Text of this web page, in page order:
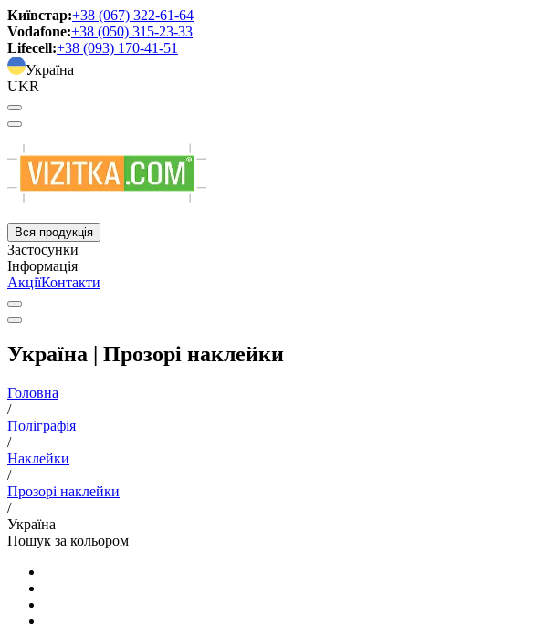
Київстар:+38 (067) 322-61-64
Vodafone:+38 (050) 315-23-33
Lifecell:+38 (093) 170-41-51
Україна
UKR
Вся продукція
Застосунки
Інформація
АкціїКонтакти
Україна | Прозорі наклейки
Головна
/
Поліграфія
/
Наклейки
/
Прозорі наклейки
/
Україна
Пошук за кольором